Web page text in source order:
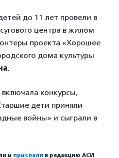
до 11 лет провели в
центра в жилом
проекта «Хорошее
дома культуры
.
конкурсы,
дети приняли
войны» и сыграли в
и прислали в редакцию АСИ